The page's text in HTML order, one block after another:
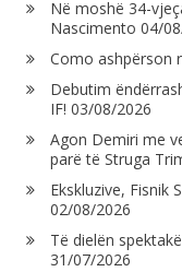
Në moshë 34-
Nascimento 04/
Como ashpërson
Debutim
IF! 03/08/2026
Agon Demiri me
parë të Struga
Ekskluzive, Fisnik
02/08/2026
Të dielën
31/07/2026